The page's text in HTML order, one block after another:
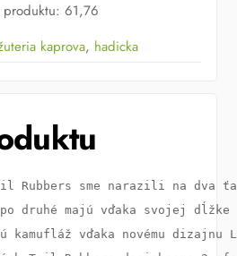
produktu:61,76
kaprova, hadicka
Rubbers sme narazili na dva
druhé majú vďaka svojej dĺžke
kamufláž vďaka novému dizajnu